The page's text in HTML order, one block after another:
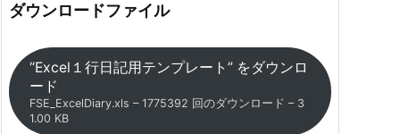
ダウンロードファイル
“Excel１行日記用テンプレート” をダウンロ
ード
FSE_ExcelDiary.xls – 1775392 回のダウンロード – 3
1.00 KB